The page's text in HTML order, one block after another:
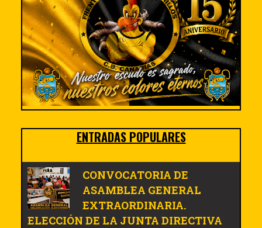
ENTRADAS POPULARES
CONVOCATORIA DE
ASAMBLEA GENERAL
EXTRAORDINARIA.
ELECCIÓN DE LA JUNTA DIRECTIVA